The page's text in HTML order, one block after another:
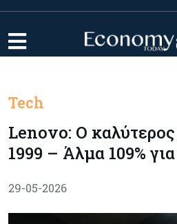
Tech
Lenovo: Ο
1999 – Άλμα 109%
29-05-2026